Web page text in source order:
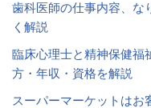
歯科医師の仕事内容、な
く解説
臨床心理士と精神保健福
方・年収・資格を解説
スーパーマーケットはお